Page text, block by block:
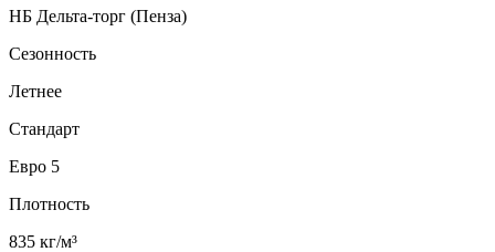
НБ Дельта-торг (Пенза)
Сезонность
Летнее
Стандарт
Евро 5
Плотность
835 кг/м³